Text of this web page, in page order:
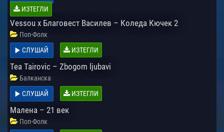
ИЗТЕГЛИ
Vessou x Благовест Василев – Коледа Кючек 2
Поп-Фолк
СЛУШАЙ
ИЗТЕГЛИ
Tea Tairovic – Zbogom ljubavi
Балканска
СЛУШАЙ
ИЗТЕГЛИ
Малена – 21 век
Поп-Фолк